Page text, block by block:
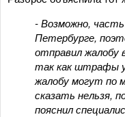
- Возможно,
Петербурге,
отправил жалобу
так как штрафы
жалобу могут по
сказать нельзя,
пояснил